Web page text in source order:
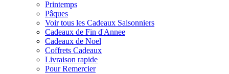
Printemps
Pâques
Voir tous les Cadeaux Saisonniers
Cadeaux de Fin d'Annee
Cadeaux de Noel
Coffrets Cadeaux
Livraison rapide
Pour Remercier